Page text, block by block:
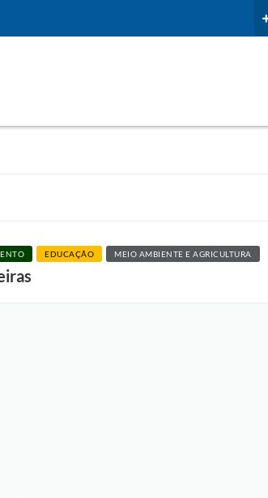
EDUCAÇÃO MEIO AMBIENTE E AGRICULTURA